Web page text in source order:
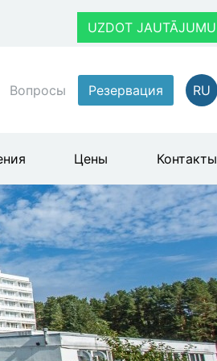
UZDOT JAUTĀJUMU
Вопросы Резервация RU
Цены Контакты